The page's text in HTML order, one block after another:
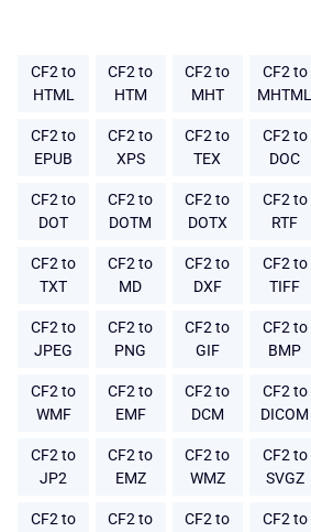
CF2 to
HTML
CF2 to
HTM
CF2 to
MHT
CF2 to
MHTML
CF2 to
EPUB
CF2 to
XPS
CF2 to
TEX
CF2 to
DOC
CF2 to
DOT
CF2 to
DOTM
CF2 to
DOTX
CF2 to
RTF
CF2 to
TXT
CF2 to
MD
CF2 to
DXF
CF2 to
TIFF
CF2 to
JPEG
CF2 to
PNG
CF2 to
GIF
CF2 to
BMP
CF2 to
WMF
CF2 to
EMF
CF2 to
DCM
CF2 to
DICOM
CF2 to
JP2
CF2 to
EMZ
CF2 to
WMZ
CF2 to
SVGZ
CF2 to
CF2 to
CF2 to
CF2 to